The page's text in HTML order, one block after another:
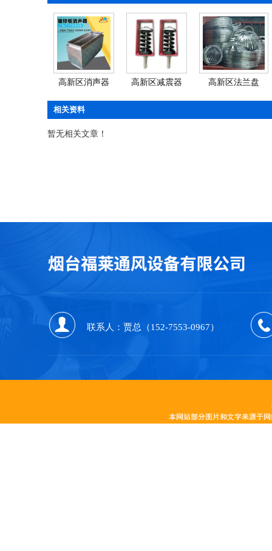
高新区消声器 高新区减震器 高新区法兰盘
相关资料
暂无相关文章！
联系人：贾总（152-7553-0967）